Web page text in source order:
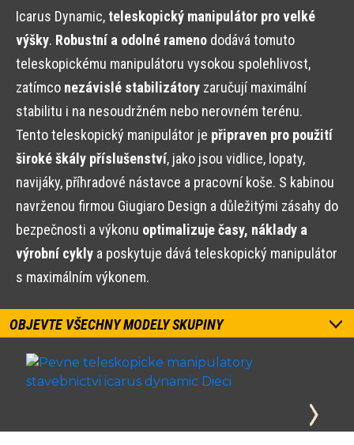
Icarus Dynamic, teleskopický manipulátor pro velké
výšky. Robustní a odolné rameno dodává tomuto
teleskopickému manipulátoru vysokou spolehlivost,
zatímco nezávislé stabilizátory zaručují maximální
stabilitu i na nesoudržném nebo nerovném terénu.
Tento teleskopický manipulátor je připraven pro použití
široké škály příslušenství, jako jsou vidlice, lopaty,
navijáky, příhradové nástavce a pracovní koše. S kabinou
navrženou firmou Giugiaro Design a důležitými zásahy do
bezpečnosti a výkonu optimalizuje časy, náklady a
výrobní cykly a poskytuje dává teleskopický manipulátor
s maximálním výkonem.
OBJEVTE VŠECHNY MODELY SKUPINY